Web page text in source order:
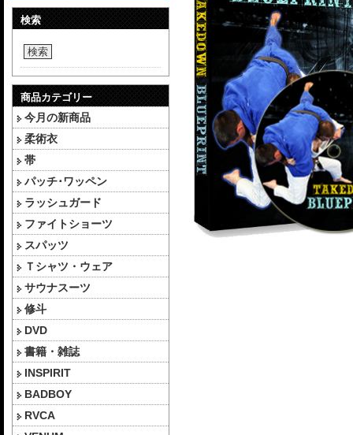
検索
検索
商品カテゴリー
今月の新商品
柔術衣
帯
パッチ･ワッペン
ラッシュガード
ファイトショーツ
スパッツ
Ｔシャツ・ウェア
サウナスーツ
修斗
DVD
書籍・雑誌
INSPIRIT
BADBOY
RVCA